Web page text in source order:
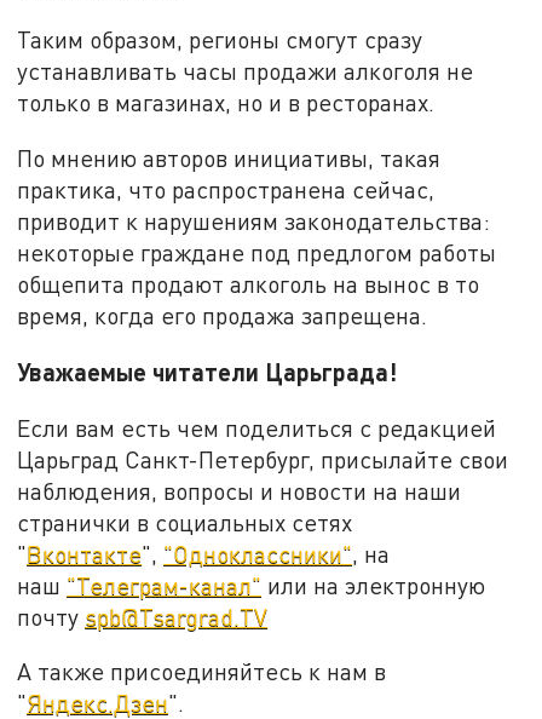
Таким образом, регионы смогут сразу
устанавливать часы продажи алкоголя не
только в магазинах, но и в ресторанах.
По мнению авторов инициативы, такая
практика, что распространена сейчас,
приводит к нарушениям законодательства:
некоторые граждане под предлогом работы
общепита продают алкоголь на вынос в то
время, когда его продажа запрещена.
Уважаемые читатели Царьграда!
Если вам есть чем поделиться с редакцией
Царьград Санкт-Петербург, присылайте свои
наблюдения, вопросы и новости на наши
странички в социальных сетях
"Вконтакте", "Одноклассники" , на
наш "Телеграм-канал" или на электронную
почту spb@Tsargrad.TV
А также присоединяйтесь к нам в
"Яндекс.Дзен".